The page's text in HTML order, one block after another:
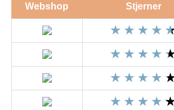
Webshop Stjerner